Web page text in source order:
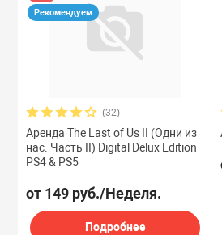
Рекомендуем
(32)
Аренда The Last of Us II (Одни из
нас. Часть II) Digital Delux Edition
PS4 & PS5
от 149 руб./Неделя.
Подробнее